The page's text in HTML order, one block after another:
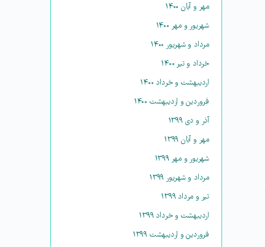
مهر و آبان ۱۴۰۰
شهریور و مهر ۱۴۰۰
مرداد و شهریور ۱۴۰۰
خرداد و تیر ۱۴۰۰
اردیبهشت و خرداد ۱۴۰۰
فروردین و اردیبهشت ۱۴۰۰
آذر و دی ۱۳۹۹
مهر و آبان ۱۳۹۹
شهریور و مهر ۱۳۹۹
مرداد و شهریور ۱۳۹۹
تیر و مرداد ۱۳۹۹
اردیبهشت و خرداد ۱۳۹۹
فروردین و اردیبهشت ۱۳۹۹